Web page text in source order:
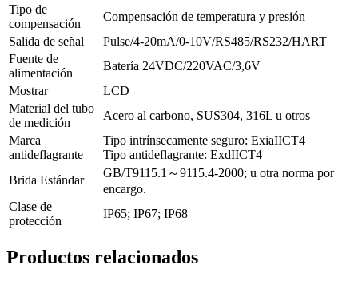
Tipo de
compensación
Compensación de temperatura y presión
Salida de señal
Pulse/4-20mA/0-10V/RS485/RS232/HART
Fuente de
alimentación
Batería 24VDC/220VAC/3,6V
Mostrar
LCD
Material del tubo
de medición
Acero al carbono, SUS304, 316L u otros
Marca
antideflagrante
Tipo intrínsecamente seguro: ExiaIICT4
Tipo antideflagrante: ExdIICT4
Brida Estándar
GB/T9115.1～9115.4-2000; u otra norma por
encargo.
Clase de
protección
IP65; IP67; IP68
Productos relacionados